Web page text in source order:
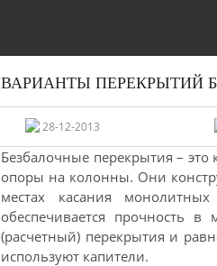
ВАРИАНТЫ ПЕРЕКРЫТИЙ
28-12-2013
Безбалочные перекрытия –
опоры на колонны. Они
местах касания
обеспечивается прочность в
(расчетный) перекрытия и
используют капители.